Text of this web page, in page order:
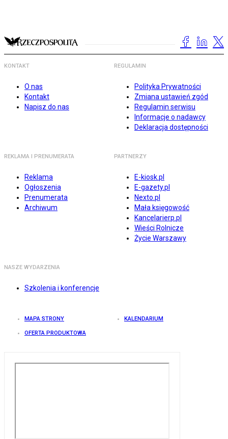
KONTAKT
O nas
Kontakt
Napisz do nas
REGULAMIN
Polityka Prywatności
Zmiana ustawień zgód
Regulamin serwisu
Informacje o nadawcy
Deklaracja dostępności
REKLAMA I PRENUMERATA
Reklama
Ogłoszenia
Prenumerata
Archiwum
PARTNERZY
E-kiosk.pl
E-gazety.pl
Nexto.pl
Mała księgowość
Kancelarierp.pl
Wieści Rolnicze
Życie Warszawy
NASZE WYDARZENIA
Szkolenia i konferencje
MAPA STRONY KALENDARIUM
OFERTA PRODUKTOWA